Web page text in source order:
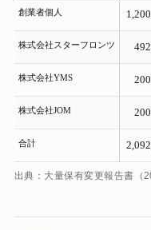
創業者個人
株式会社スターフロンツ
株式会社YMS
株式会社JOM
合計
出典：大量保有変更報告書（